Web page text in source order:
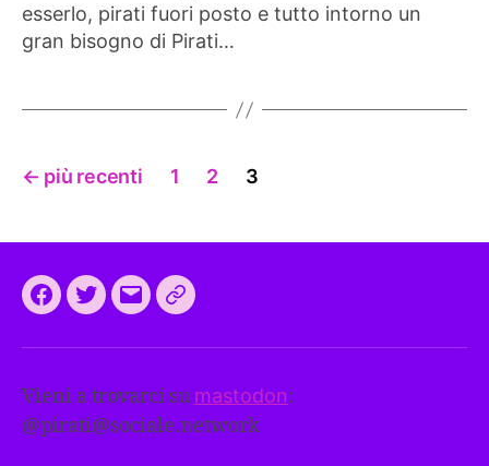
esserlo, pirati fuori posto e tutto intorno un
gran bisogno di Pirati…
Paginazione
articoli
← più recenti 1 2 3
Facebook
TwitterEmailCEEP
programma
comune
Vieni a trovarci su mastodon:
@pirati@sociale.network